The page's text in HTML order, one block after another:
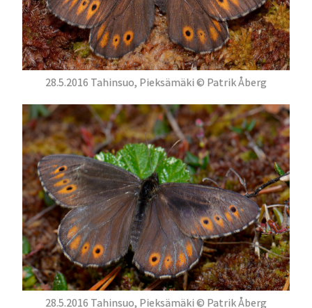
28.5.2016 Tahinsuo, Pieksämäki © Patrik Åberg
28.5.2016 Tahinsuo, Pieksämäki © Patrik Åberg